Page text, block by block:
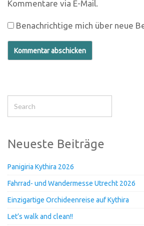
Kommentare via E-Mail.
Benachrichtige mich über neue
Neueste Beiträge
Panigiria Kythira 2026
Fahrrad- und Wandermesse Utrecht 2026
Einzigartige Orchideenreise auf Kythira
Let’s walk and clean!!